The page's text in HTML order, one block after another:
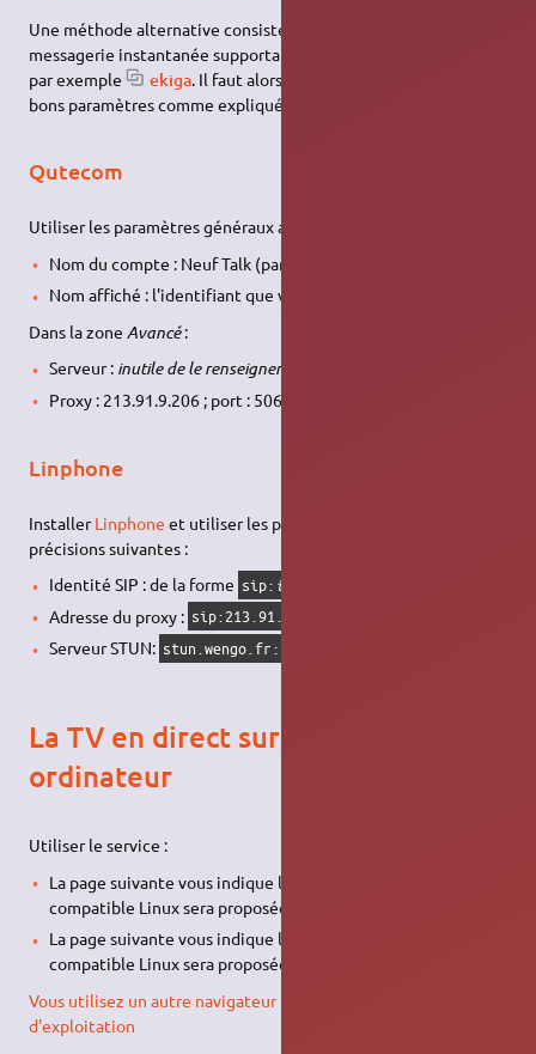
Une méthode alternative consiste à utiliser un logiciel de
messagerie instantanée supportant le protocole
par exemple
ekiga. Il faut alors configurer le logiciel avec les
bons paramètres comme expliqué sur
Qutecom
Utiliser les paramètres généraux avec les précisions suivantes :
Nom du compte : Neuf Talk (par exemple),
Nom affiché : l'identifiant que vous avez reçu par courrier,
Dans la zone Avancé:
Serveur : inutile de le renseigner
Proxy : 213.91.9.206 ; port : 5060
Linphone
InstallerLinphone et utiliser les paramètres généraux avec les
précisions suivantes :
Identité SIP : de la forme sip: identifiant
Adresse du proxy : sip:213.91.9.206:5060
Serveur STUN: stun.wengo.fr:3478
La TV en direct sur votre
ordinateur
Utiliser le service :
La page suivante vous indique le 23/07/2012 : Une version
compatible Linux sera proposée prochainement ;
La page suivante vous indique le 01/12/2012 : Une version
compatible Linux sera proposée prochainement ;
Vous utilisez un autre navigateur Internet ou un autre système
d'exploitation